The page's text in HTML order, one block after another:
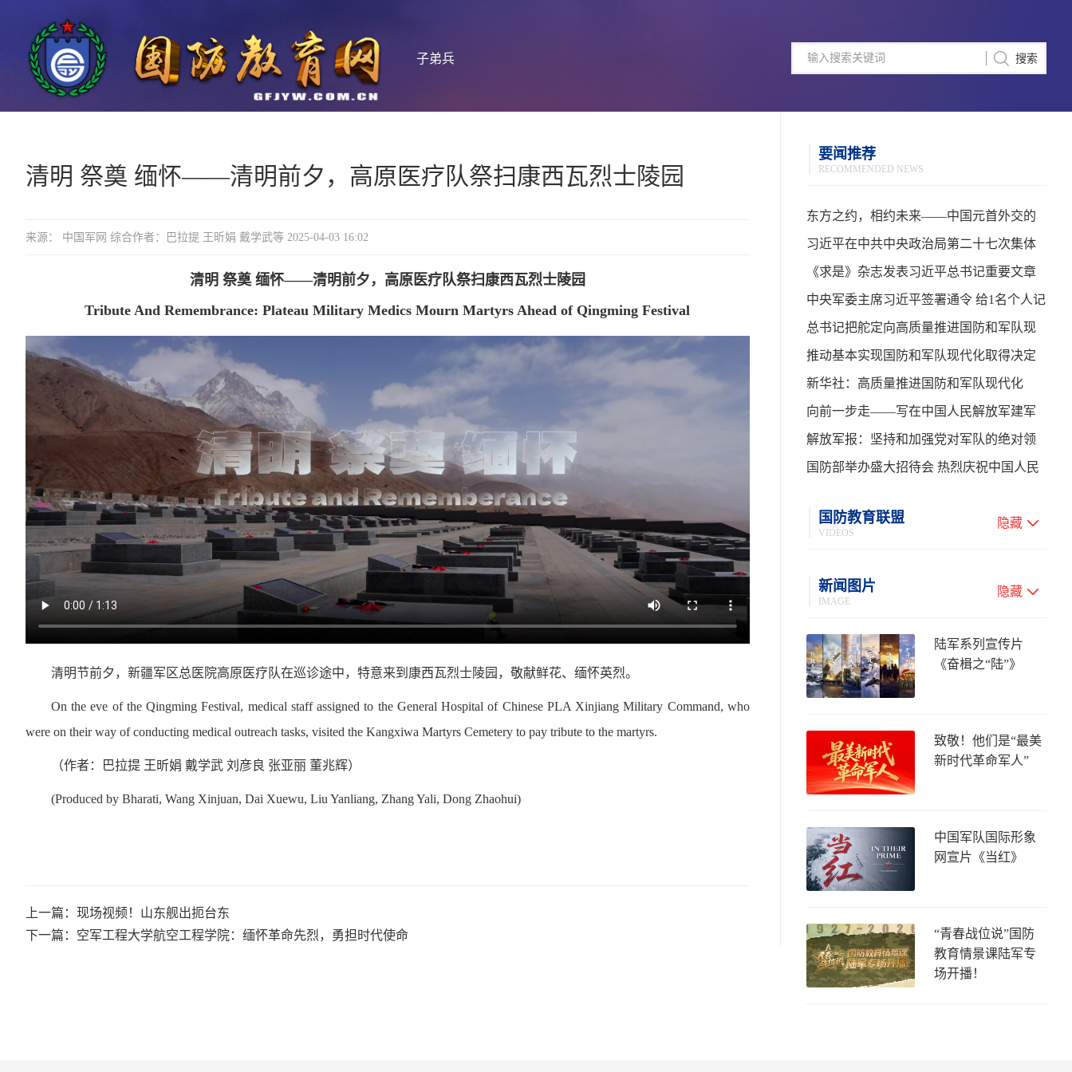
子弟兵
清明 祭奠 缅怀——清明前夕，高原医疗队祭扫康西瓦烈士陵园
来源： 中国军网 综合作者：巴拉提 王昕娟 戴学武等 2025-04-03 16:02
清明 祭奠 缅怀——清明前夕，高原医疗队祭扫康西瓦烈士陵园
Tribute And Remembrance: Plateau Military Medics Mourn Martyrs Ahead of Qingming Festival
清明节前夕，新疆军区总医院高原医疗队在巡诊途中，特意来到康西瓦烈士陵园，敬献鲜花、缅怀英烈。
On the eve of the Qingming Festival, medical staff assigned to the General Hospital of Chinese PLA Xinjiang Military Command, who
were on their way of conducting medical outreach tasks, visited the Kangxiwa Martyrs Cemetery to pay tribute to the martyrs.
（作者：巴拉提 王昕娟 戴学武 刘彦良 张亚丽 董兆辉）
(Produced by Bharati, Wang Xinjuan, Dai Xuewu, Liu Yanliang, Zhang Yali, Dong Zhaohui)
上一篇：现场视频！山东舰出扼台东
下一篇：空军工程大学航空工程学院：缅怀革命先烈，勇担时代使命
要闻推荐
RECOMMENDED NEWS
东方之约，相约未来——中国元首外交的
世界情怀与大国气派
习近平在中共中央政治局第二十七次集体
学习时强调 强化政治引领 深化创新发展 高
质量推进国防和军队现代化
《求是》杂志发表习近平总书记重要文章
中央军委主席习近平签署通令 给1名个人记
功
总书记把舵定向高质量推进国防和军队现
代化
推动基本实现国防和军队现代化取得决定
性进展——学习贯彻习主席在中共中央政
治局第二十七次集体学习时的重要讲话
新华社：高质量推进国防和军队现代化
向前一步走——写在中国人民解放军建军
99周年之际
解放军报：坚持和加强党对军队的绝对领
导 高质量推进国防和军队现代化
国防部举办盛大招待会 热烈庆祝中国人民
国防教育联盟
VIDEOS
隐藏
新闻图片
IMAGE
隐藏
陆军系列宣传片
《奋楫之“陆”》
致敬！他们是“最美
新时代革命军人”
中国军队国际形象
网宣片《当红》
“青春战位说”国防
教育情景课陆军专
场开播！